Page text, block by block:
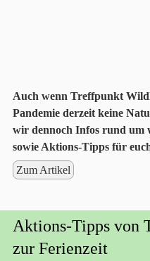
Auch wenn Treffpunkt
Pandemie derzeit keine
wir dennoch Infos rund um
sowie Aktions-Tipps für
Zum Artikel
Aktions-Tipps von
zur Ferienzeit